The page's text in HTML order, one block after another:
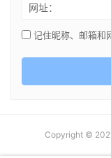
网址：
记住昵称、邮箱和
Copyright ©